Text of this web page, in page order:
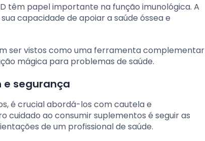
têm papel importante na função imunológica. A
capacidade de apoiar a saúde óssea e
ser vistos como uma ferramenta complementar
mágica para problemas de saúde.
e segurança
é crucial abordá-los com cautela e
cuidado ao consumir suplementos é seguir as
de um profissional de saúde.